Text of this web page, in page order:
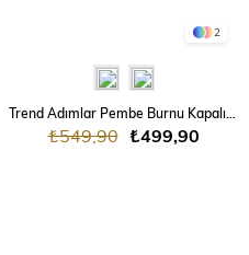
2
₺499,90
₺549,90